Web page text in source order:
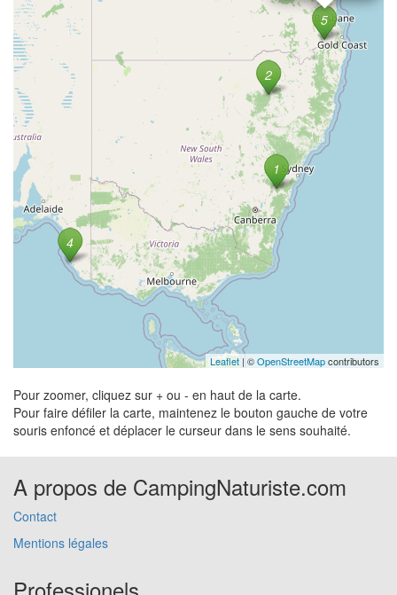
Leaflet | ©OpenStreetMapcontributors
Pour zoomer, cliquez sur + ou - en haut de la carte.
Pour faire défiler la carte, maintenez le bouton gauche de votre
souris enfoncé et déplacer le curseur dans le sens souhaité.
A propos de CampingNaturiste.com
Contact
Mentions légales